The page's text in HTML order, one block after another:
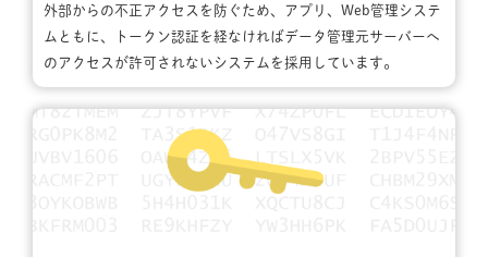
外部からの不正アクセスを防ぐため、アプリ、Web管理システ
ムともに、トークン認証を経なければデータ管理元サーバーへ
のアクセスが許可されないシステムを採用しています。